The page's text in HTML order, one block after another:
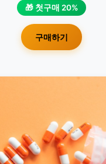
🎁 첫구매 20%
구매하기